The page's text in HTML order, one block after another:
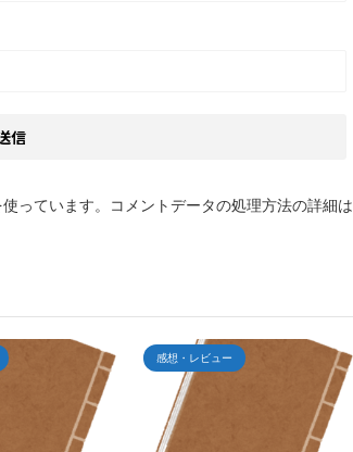
っています。
コメントデータの処理方法の詳細は
感想・レビュー